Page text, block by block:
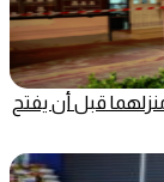
قبل أن يفتح